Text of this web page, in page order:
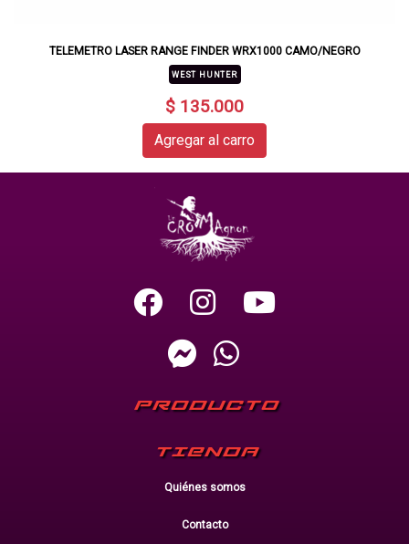
TELEMETRO LASER RANGE FINDER WRX1000 CAMO/NEGRO
WEST HUNTER
$ 135.000
Agregar al carro
PRODUCTO
TIENDA
Quiénes somos
Contacto